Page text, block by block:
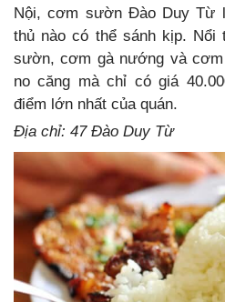
Nội, cơm sườn Đào Duy Từ
thủ nào có thể sánh kịp.
sườn, cơm gà nướng và
no căng mà chỉ có giá
điểm lớn nhất của quán.
Địa chỉ: 47 Đào Duy Từ